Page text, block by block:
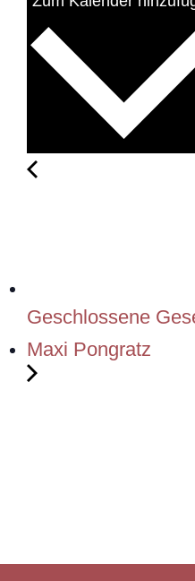
Geschlossene
Maxi Pongratz